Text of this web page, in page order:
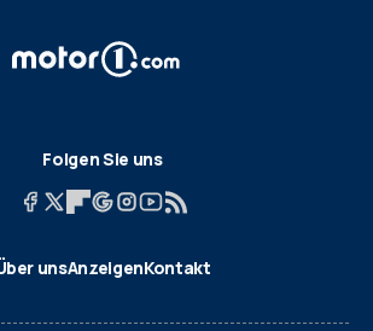
Folgen Sie uns
unsAnzeigenKontakt